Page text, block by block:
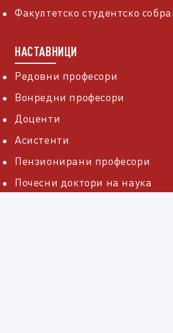
Факултетско студентско
НАСТАВНИЦИ
Редовни професори
Вонредни професори
Доценти
Асистенти
Пензионирани професори
Почесни доктори на наука